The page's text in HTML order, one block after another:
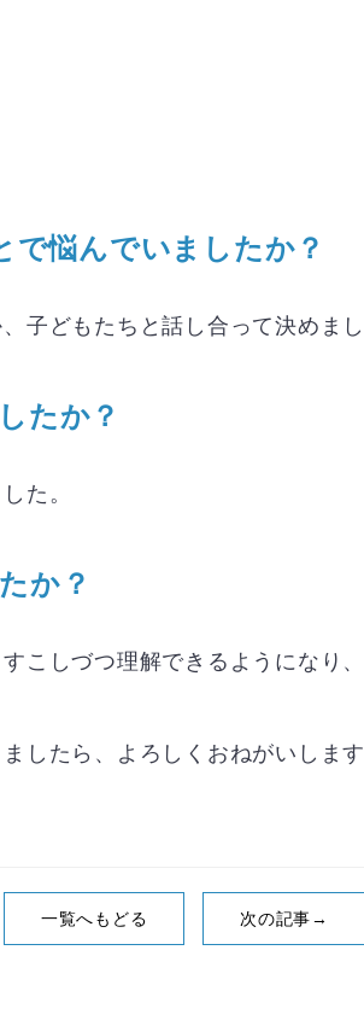
で悩んでいましたか？
子どもたちと話し合って決めまし
たか？
た。
か？
こしづつ理解できるようになり
したら、よろしくおねがいします
一覧へもどる 次の記事→